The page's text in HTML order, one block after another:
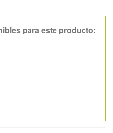
para este producto: